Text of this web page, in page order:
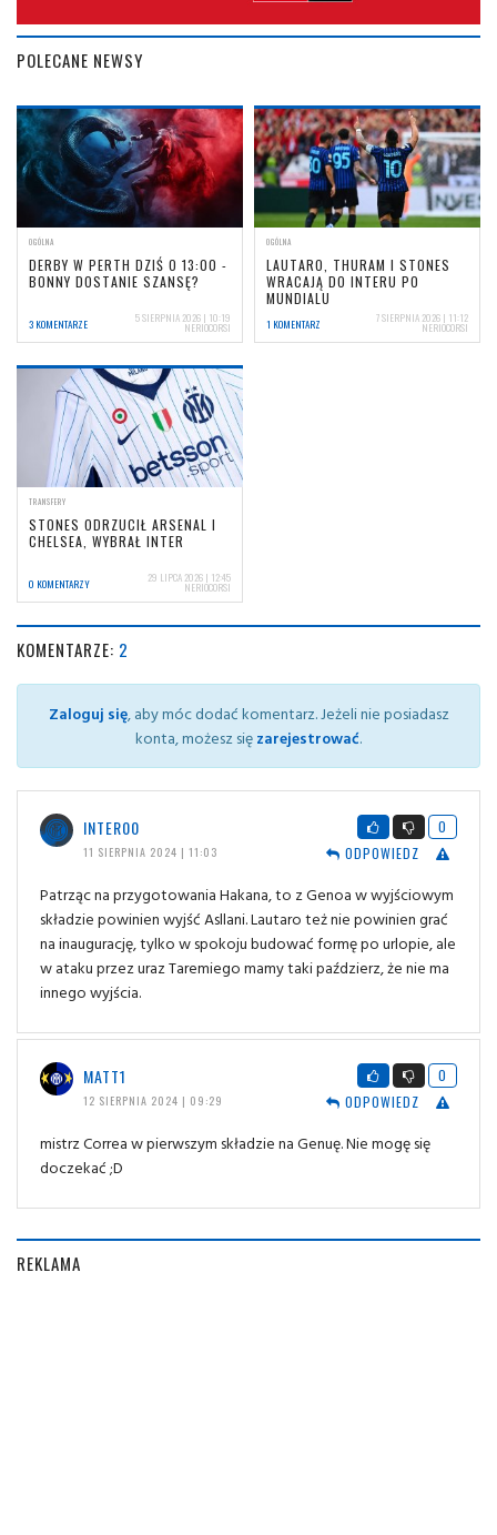
POLECANE NEWSY
OGÓLNA
DERBY W PERTH DZIŚ O 13:00 -
BONNY DOSTANIE SZANSĘ?
3 KOMENTARZE 5 SIERPNIA 2026 | 10:19
NERIOCORSI
OGÓLNA
LAUTARO, THURAM I STONES
WRACAJĄ DO INTERU PO
MUNDIALU
1 KOMENTARZ 7 SIERPNIA 2026 | 11:12
NERIOCORSI
TRANSFERY
STONES ODRZUCIŁ ARSENAL I
CHELSEA, WYBRAŁ INTER
0 KOMENTARZY 29 LIPCA 2026 | 12:45
NERIOCORSI
KOMENTARZE: 2
Zaloguj się, aby móc dodać komentarz. Jeżeli nie posiadasz
konta, możesz sięzarejestrować.
INTER00
11 SIERPNIA 2024 | 11:03
0
ODPOWIEDZ
Patrząc na przygotowania Hakana, to z Genoa w wyjściowym
składzie powinien wyjść Asllani. Lautaro też nie powinien grać
na inaugurację, tylko w spokoju budować formę po urlopie, ale
w ataku przez uraz Taremiego mamy taki paździerz, że nie ma
innego wyjścia.
MATT1
12 SIERPNIA 2024 | 09:29
0
ODPOWIEDZ
mistrz Correa w pierwszym składzie na Genuę. Nie mogę się
doczekać ;D
REKLAMA